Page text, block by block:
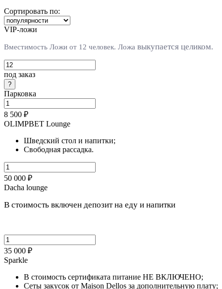
Сортировать по:
VIP-ложи
Вместимость Ложи от 12 человек. Ложа выкупается целиком.
под заказ
Парковка
8 500 ₽
OLIMPBET Lounge
Шведский стол и напитки;
Свободная рассадка.
50 000 ₽
Dacha lounge
В стоимость включен депозит на еду и напитки
35 000 ₽
Sparkle
В стоимость сертификата питание НЕ ВКЛЮЧЕНО;
Сеты закусок от Maison Dellos за дополнительную плату;